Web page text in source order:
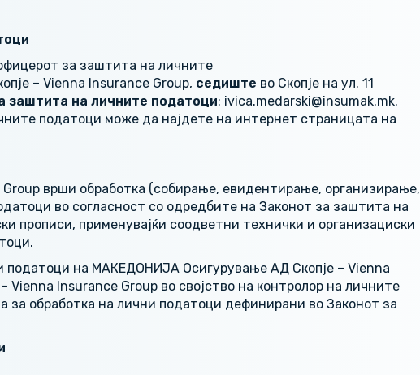
за заштита на личните
– Vienna Insurance Group, седиште во Скопје на ул. 11
заштита на личните податоци: ivica.medarski@insumak.mk.
податоци може да најдете на интернет страницата на
врши обработка (собирање, евидентирање, организирање,
во согласност со одредбите на Законот за заштита на
прописи, применувајќи соодветни технички и организациски
на МАКЕДОНИЈА Осигурување АД Скопје – Vienna
Insurance Group во својство на контролор на личните
за обработка на лични податоци дефинирани во Законот за